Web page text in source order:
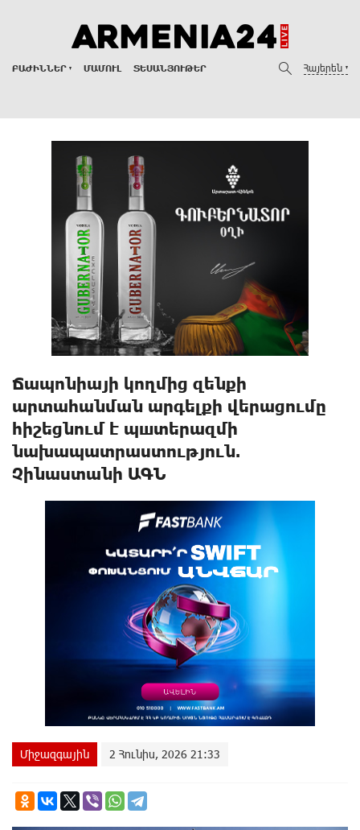
ԲԱԺԻՆՆԵՐ ՄԱՄՈՒԼ ՏԵՍԱՆՅՈՒԹԵՐ Հայերեն
Ճապոնիայի կողմից զենքի
արտահանման արգելքի վերացումը
հիշեցնում է պшտերազմի
նախապատրաստություն.
Չինաստանի ԱԳՆ
Միջազգային 2 Հունիս, 2026 21:33